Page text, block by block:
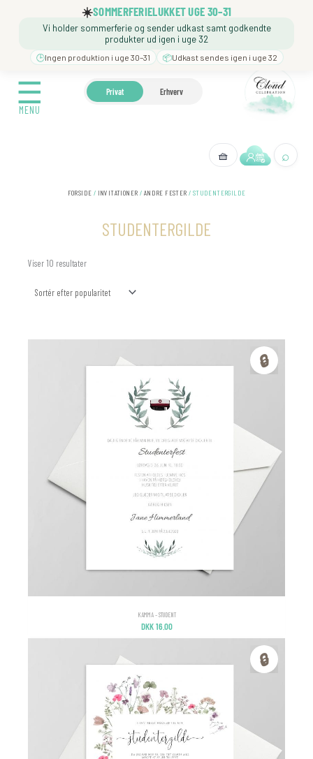
☀️SOMMERFERIELUKKET UGE 30–31
Vi holder sommerferie og sender udkast samt godkendte
produkter ud igen i uge 32
🕒Ingen produktion i uge 30–31 📦Udkast sendes igen i uge 32
☰
MENU
Privat Erhverv
🧺 ⌕
☰
MENU
🍼 BARNEDÅB ❓️ BESØG VORES
FORSIDE / INVITATIONER / ANDRE FESTER / STUDENTERGILDE
STUDENTERGILDE
Viser 10 resultaterSorteret
🔒
KAMMA – STUDENT
DKK16.00
🔒